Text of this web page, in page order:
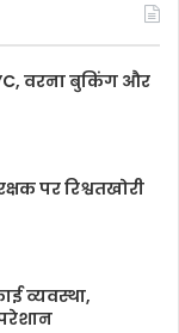
वरना बुकिंग और
पर रिश्वतखोरी
व्यवस्था,